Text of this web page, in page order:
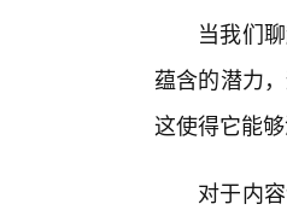
当我们
蕴含的潜力
这使得它能
对于内